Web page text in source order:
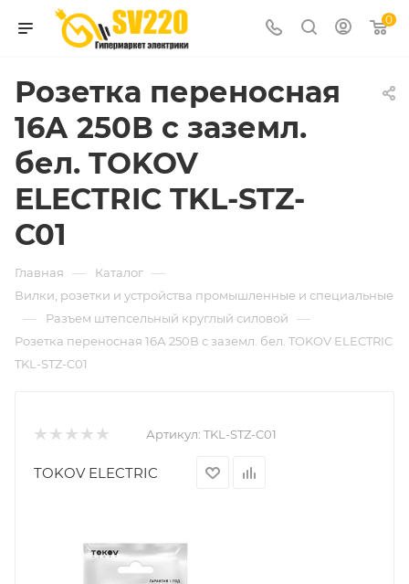
0
Розетка переносная
16А 250В с заземл.
бел. TOKOV
ELECTRIC TKL-STZ-
C01
Главная — Каталог —
Вилки, розетки и устройства промышленные и специальные
— Разъем штепсельный круглый силовой —
Розетка переносная 16А 250В с заземл. бел. TOKOV ELECTRIC
TKL-STZ-C01
Артикул: TKL-STZ-C01
TOKOV ELECTRIC